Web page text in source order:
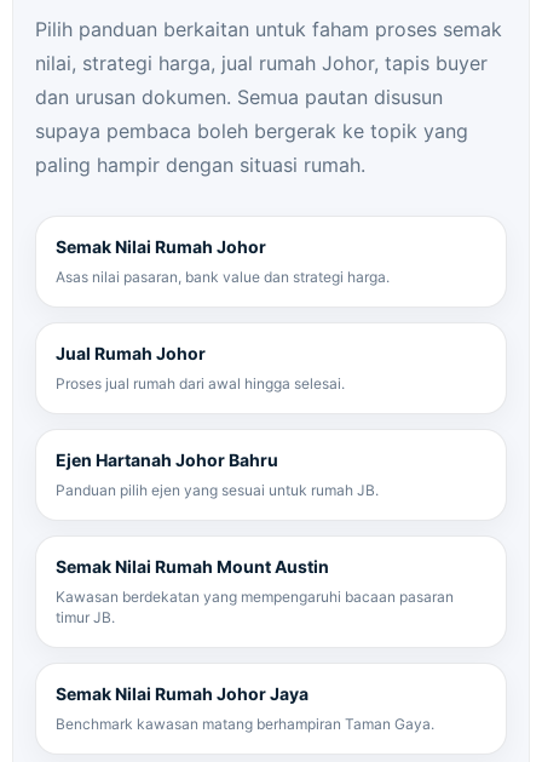
Pilih panduan berkaitan untuk faham proses semak
nilai, strategi harga, jual rumah Johor, tapis buyer
dan urusan dokumen. Semua pautan disusun
supaya pembaca boleh bergerak ke topik yang
paling hampir dengan situasi rumah.
Semak Nilai Rumah Johor
Asas nilai pasaran, bank value dan strategi harga.
Jual Rumah Johor
Proses jual rumah dari awal hingga selesai.
Ejen Hartanah Johor Bahru
Panduan pilih ejen yang sesuai untuk rumah JB.
Semak Nilai Rumah Mount Austin
Kawasan berdekatan yang mempengaruhi bacaan pasaran
timur JB.
Semak Nilai Rumah Johor Jaya
Benchmark kawasan matang berhampiran Taman Gaya.